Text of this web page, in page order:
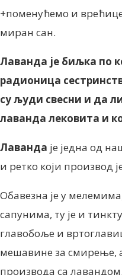
+поменућемо и
миран сан.
Лаванда је биљка по
радионица
су људи свесни и да
лаванда лековита и
Лаванда је једна од
и ретко који производ
Обавезна је у
сапунима, ту је и
главобоље и
мешавине за смирење,
производа са лавандом.